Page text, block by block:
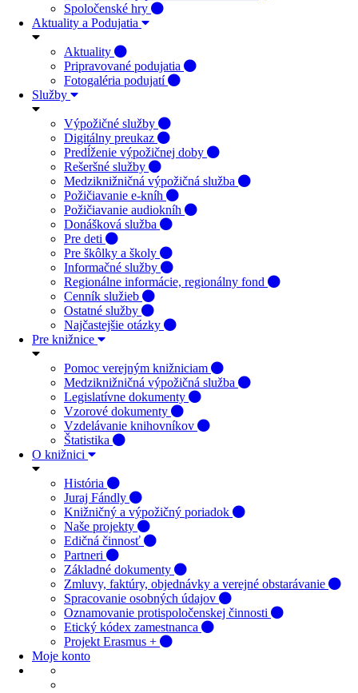
Spoločenské hry
Aktuality a Podujatia
Aktuality
Pripravované podujatia
Fotogaléria podujatí
Služby
Výpožičné služby
Digitálny preukaz
Predĺženie výpožičnej doby
Rešeršné služby
Medziknižničná výpožičná služba
Požičiavanie e-kníh
Požičiavanie audiokníh
Donášková služba
Pre deti
Pre škôlky a školy
Informačné služby
Regionálne informácie, regionálny fond
Cenník služieb
Ostatné služby
Najčastejšie otázky
Pre knižnice
Pomoc verejným knižniciam
Medziknižničná výpožičná služba
Legislatívne dokumenty
Vzorové dokumenty
Vzdelávanie knihovníkov
Štatistika
O knižnici
História
Juraj Fándly
Knižničný a výpožičný poriadok
Naše projekty
Edičná činnosť
Partneri
Základné dokumenty
Zmluvy, faktúry, objednávky a verejné obstarávanie
Spracovanie osobných údajov
Oznamovanie protispoločenskej činnosti
Etický kódex zamestnanca
Projekt Erasmus +
Moje konto